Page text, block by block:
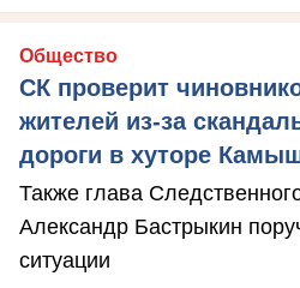
Общество
СК проверит
жителей из-за
дороги в хуторе
Также глава
Александр Бастрыкин
ситуации